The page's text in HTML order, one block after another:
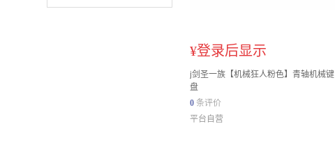
¥登录后显示
j剑圣一族【机械狂人粉色】青轴机械键
盘
0 条评价
平台自营